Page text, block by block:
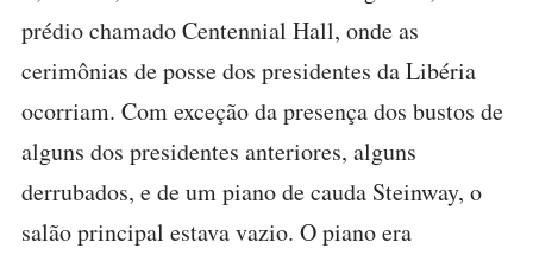
prédio chamado Centennial Hall, onde as
cerimônias de posse dos presidentes da Libéria
ocorriam. Com exceção da presença dos bustos de
alguns dos presidentes anteriores, alguns
derrubados, e de um piano de cauda Steinway, o
salão principal estava vazio. O piano era